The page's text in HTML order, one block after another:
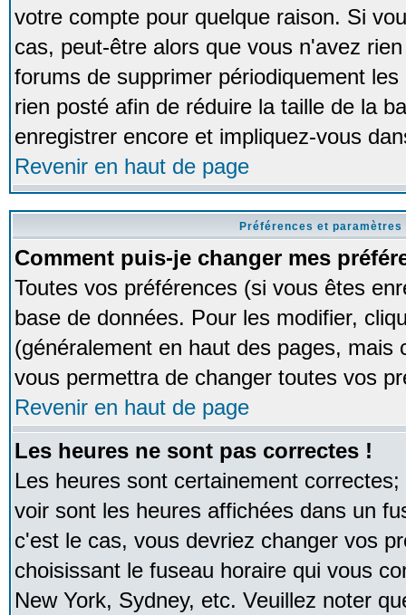
votre compte pour quelque raison. Si
cas, peut-être alors que vous n'avez
forums de supprimer périodiquement
rien posté afin de réduire la taille de la
enregistrer encore et impliquez-vous
Revenir en haut de page
Préférences et
Comment puis-je changer mes
Toutes vos préférences (si vous êtes
base de données. Pour les modifier,
(généralement en haut des pages,
vous permettra de changer toutes vos
Revenir en haut de page
Les heures ne sont pas correctes !
Les heures sont certainement
voir sont les heures affichées dans un
c'est le cas, vous devriez changer vos
choisissant le fuseau horaire qui vous
New York, Sydney, etc. Veuillez noter